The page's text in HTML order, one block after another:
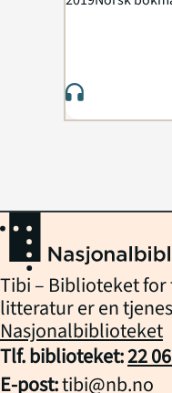
Tibi – Biblioteket
litteratur er en
Nasjonalbiblioteket
Tlf. biblioteket:22
E-post:tibi@nb.no